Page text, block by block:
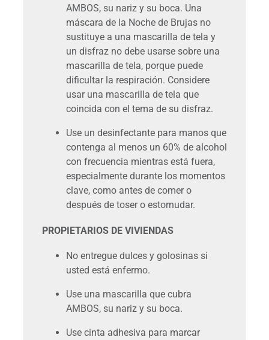
AMBOS, su nariz y su boca. Una
máscara de la Noche de Brujas no
sustituye a una mascarilla de tela y
un disfraz no debe usarse sobre una
mascarilla de tela, porque puede
dificultar la respiración. Considere
usar una mascarilla de tela que
coincida con el tema de su disfraz.
Use un desinfectante para manos que
contenga al menos un 60% de alcohol
con frecuencia mientras está fuera,
especialmente durante los momentos
clave, como antes de comer o
después de toser o estornudar.
PROPIETARIOS DE VIVIENDAS
No entregue dulces y golosinas si
usted está enfermo.
Use una mascarilla que cubra
AMBOS, su nariz y su boca.
Use cinta adhesiva para marcar